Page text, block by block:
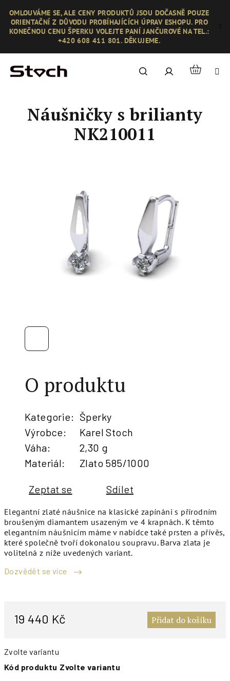
obsah
OMLOUVÁME SE, ALE CENY PRODUKTŮ JSOU DOČASNĚ POUZE
ORIENTAČNÍ Z DŮVODU PROBÍHAJÍCÍCH ÚPRAV ESHOPU. PRO
KONEČNOU CENU ŠPERKU VOLEJTE PANÍ JANČUROVÉ NA TEL.:
+420 608 411 801. DĚKUJEME.
Hledat PřihlášeníNákupní
Elegantní zlaté náušnice na klasické zapínáni s přírodním
broušeným diamantem usazeným ve 4 krapnách. K těmto
elegantním náušnicím máme v nabídce také prsten a přívěs,
které společně tvoří dokonalou soupravu. Barva zlata je
volitelná z níže uvedených variant.
Dozvědět se více
19 440 Kč Přidat do košíku
Zvolte variantu
Kód produktu Zvolte variantu
Náušničky s brilianty
NK210011
O produktu
Kategorie: Šperky
Výrobce:
Karel Stoch
Váha:
2,30 g
Materiál: Zlato 585/1000
Zeptat se Sdílet